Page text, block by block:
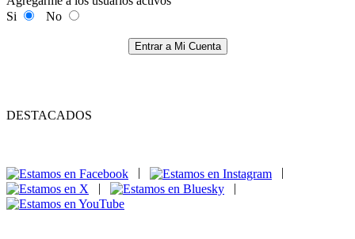
Si
No
Entrar a Mi Cuenta
DESTACADOS
|
|